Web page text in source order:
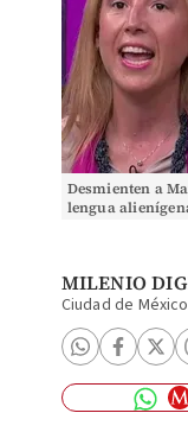
Desmienten a
lengua
MILENIO
Ciudad de México